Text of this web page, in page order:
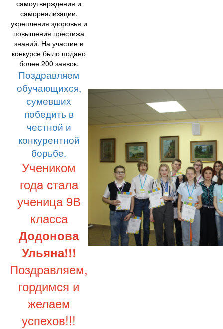
самоутверждения и
самореализации,
укрепления здоровья и
повышения престижа
знаний. На участие в
конкурсе было подано
более 200 заявок.
Поздравляем
обучающихся,
сумевших
победить в
честной и
конкурентной
борьбе.
Учеником
года стала
ученица 9В
класса
Додонова
Ульяна!!!
Поздравляем,
гордимся и
желаем
успехов!!!